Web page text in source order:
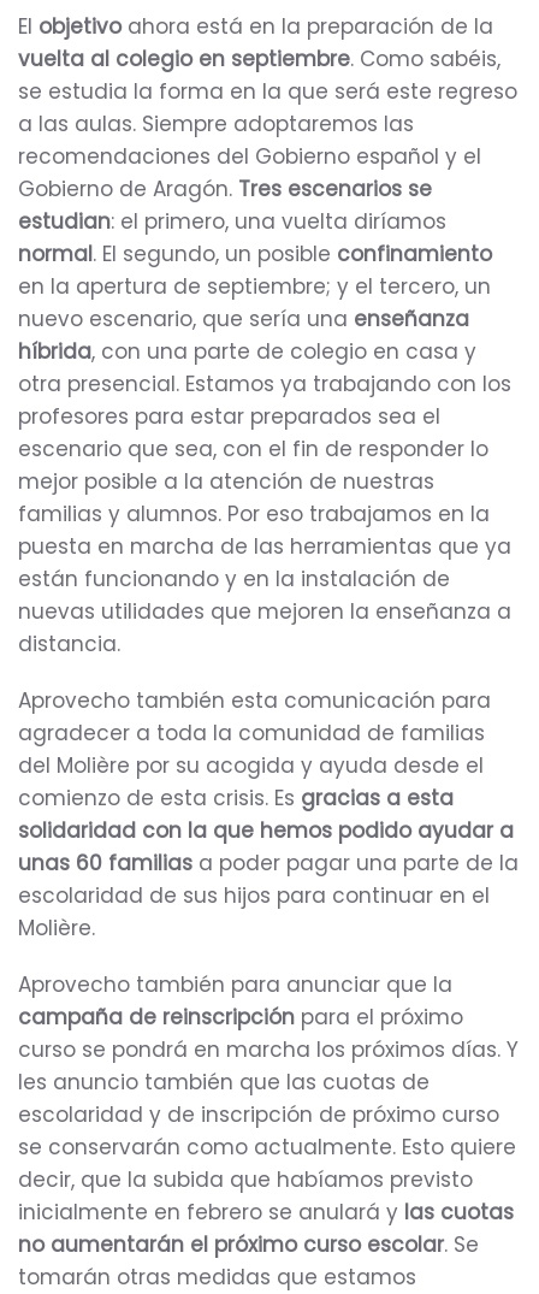
El objetivoahora está en la preparación de la
vuelta al colegio en septiembre. Como sabéis,
se estudia la forma en la que será este regreso
a las aulas. Siempre adoptaremos las
recomendaciones del Gobierno español y el
Gobierno de Aragón. Tres escenarios se
estudian: el primero, una vuelta diríamos
normal. El segundo, un posible confinamiento
en la apertura de septiembre; y el tercero, un
nuevo escenario, que sería una enseñanza
híbrida, con una parte de colegio en casa y
otra presencial. Estamos ya trabajando con los
profesores para estar preparados sea el
escenario que sea, con el fin de responder lo
mejor posible a la atención de nuestras
familias y alumnos. Por eso trabajamos en la
puesta en marcha de las herramientas que ya
están funcionando y en la instalación de
nuevas utilidades que mejoren la enseñanza a
distancia.
Aprovecho también esta comunicación para
agradecer a toda la comunidad de familias
del Molière por su acogida y ayuda desde el
comienzo de esta crisis. Es gracias a esta
solidaridad con la que hemos podido ayudar a
unas 60 familias a poder pagar una parte de la
escolaridad de sus hijos para continuar en el
Molière.
Aprovecho también para anunciar que la
campaña de reinscripción para el próximo
curso se pondrá en marcha los próximos días. Y
les anuncio también que las cuotas de
escolaridad y de inscripción de próximo curso
se conservarán como actualmente. Esto quiere
decir, que la subida que habíamos previsto
inicialmente en febrero se anulará y las cuotas
no aumentarán el próximo curso escolar. Se
tomarán otras medidas que estamos